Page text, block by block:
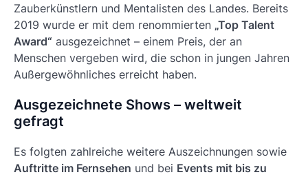
Zauberkünstlern und Mentalisten des Landes. Bereits
2019 wurde er mit dem renommierten „Top Talent
Award“ ausgezeichnet – einem Preis, der an
Menschen vergeben wird, die schon in jungen Jahren
Außergewöhnliches erreicht haben.
Ausgezeichnete Shows – weltweit
gefragt
Es folgten zahlreiche weitere Auszeichnungen sowie
Auftritte im Fernsehen und bei Events mit bis zu